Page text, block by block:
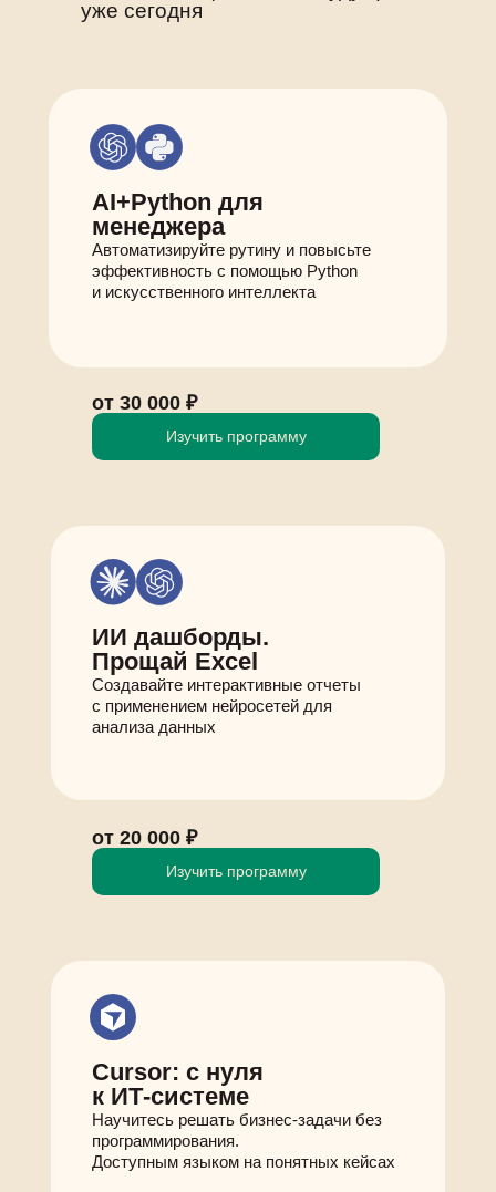
уже сегодня
AI+Python для
менеджера
Автоматизируйте рутину и повысьте
эффективность с помощью Python
и искусственного интеллекта
от 30 000 ₽
Изучить программу
ИИ дашборды.
Прощай Excel
Создавайте интерактивные отчеты
с применением нейросетей для
анализа данных
от 20 000 ₽
Изучить программу
Cursor: с нуля
к ИТ‑системе
Научитесь решать бизнес-задачи без
программирования.
Доступным языком на понятных кейсах